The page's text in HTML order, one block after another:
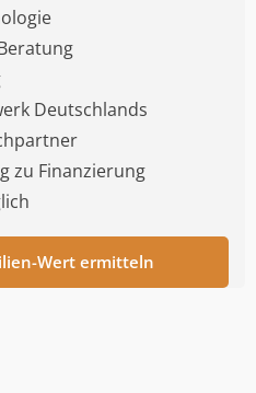
Deutschlands
zu Finanzierung
Wert ermitteln